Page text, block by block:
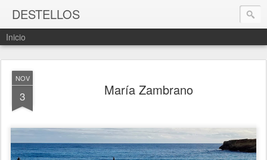
DESTELLOS
Inicio
NOV
3 María Zambrano